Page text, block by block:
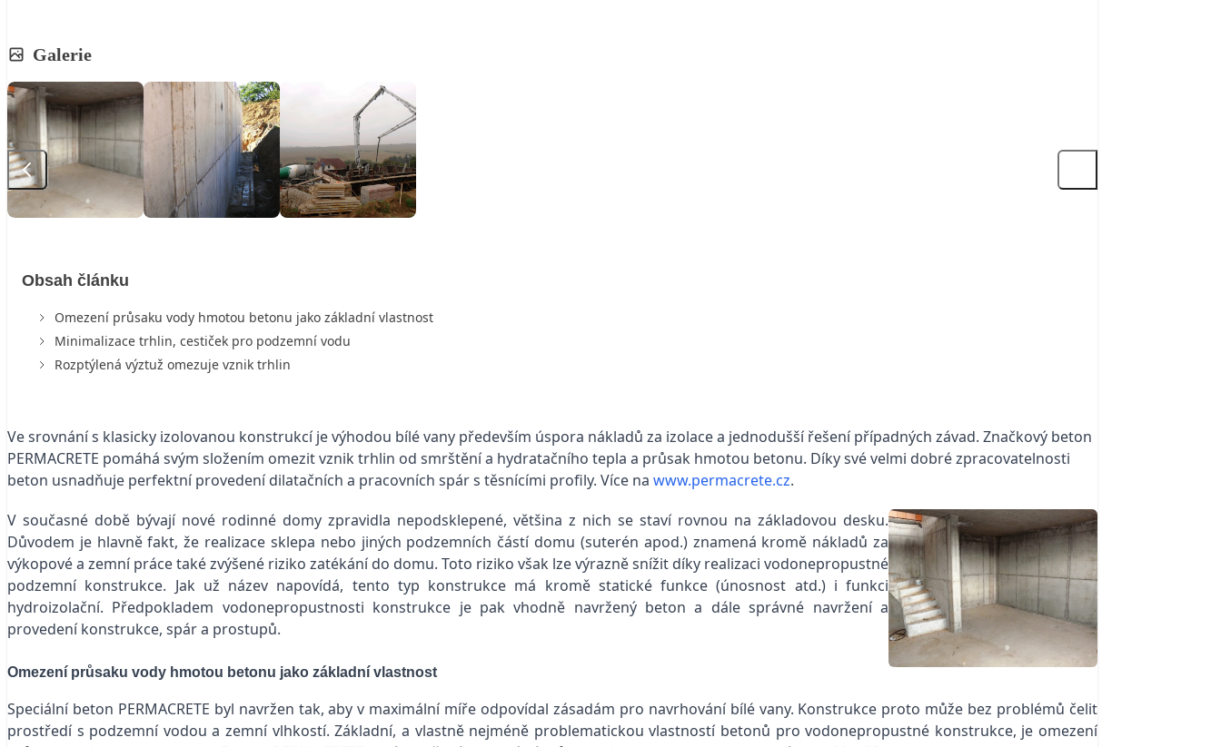
Galerie
Obsah článku
Omezení průsaku vody hmotou betonu jako základní vlastnost
Minimalizace trhlin, cestiček pro podzemní vodu
Rozptýlená výztuž omezuje vznik trhlin
Ve srovnání s klasicky izolovanou konstrukcí je výhodou bílé vany především úspora nákladů za izolace a jednodušší řešení případných závad. Značkový beton
PERMACRETE pomáhá svým složením omezit vznik trhlin od smrštění a hydratačního tepla a průsak hmotou betonu. Díky své velmi dobré zpracovatelnosti
beton usnadňuje perfektní provedení dilatačních a pracovních spár s těsnícími profily. Více na www.permacrete.cz.
V současné době bývají nové rodinné domy zpravidla nepodsklepené, většina z nich se staví rovnou na základovou desku.
Důvodem je hlavně fakt, že realizace sklepa nebo jiných podzemních částí domu (suterén apod.) znamená kromě nákladů za
výkopové a zemní práce také zvýšené riziko zatékání do domu. Toto riziko však lze výrazně snížit díky realizaci vodonepropustné
podzemní konstrukce. Jak už název napovídá, tento typ konstrukce má kromě statické funkce (únosnost atd.) i funkci
hydroizolační. Předpokladem vodonepropustnosti konstrukce je pak vhodně navržený beton a dále správné navržení a
provedení konstrukce, spár a prostupů.
Omezení průsaku vody hmotou betonu jako základní vlastnost
Speciální beton PERMACRETE byl navržen tak, aby v maximální míře odpovídal zásadám pro navrhování bílé vany. Konstrukce proto může bez problémů čelit
prostředí s podzemní vodou a zemní vlhkostí. Základní, a vlastně nejméně problematickou vlastností betonů pro vodonepropustné konstrukce, je omezení